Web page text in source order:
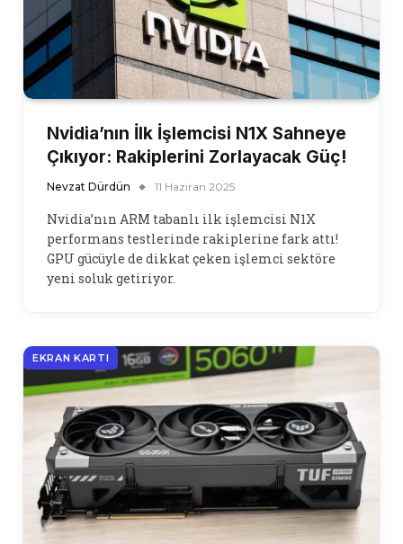
Nvidia’nın İlk İşlemcisi N1X Sahneye
Çıkıyor: Rakiplerini Zorlayacak Güç!
Nevzat Dürdün 11 Haziran 2025
Nvidia’nın ARM tabanlı ilk işlemcisi N1X
performans testlerinde rakiplerine fark attı!
GPU gücüyle de dikkat çeken işlemci sektöre
yeni soluk getiriyor.
EKRAN KARTI